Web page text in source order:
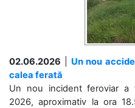
02.06.2026
Un nou
calea ferată
Un nou incident feroviar a
2026, aproximativ la ora